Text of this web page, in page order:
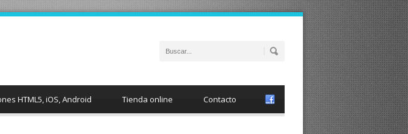
HTML5, iOS, Android Tienda online Contacto